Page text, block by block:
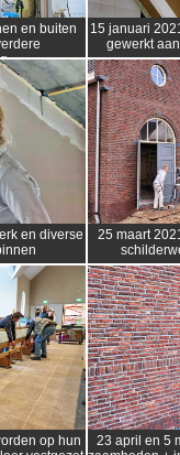
en buiten
15 januari
gewerkt
en diverse
25 maart
op hun
23 april en 5